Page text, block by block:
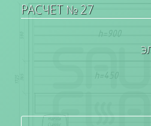
РАСЧЕТ № 27